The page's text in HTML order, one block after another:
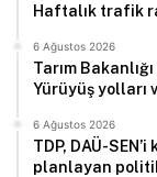
Haftalık trafik
6 Ağustos 2026
Tarım
Yürüyüş yolları
6 Ağustos 2026
TDP, DAÜ-
planlayan